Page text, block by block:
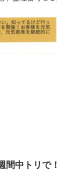
間中トリで！